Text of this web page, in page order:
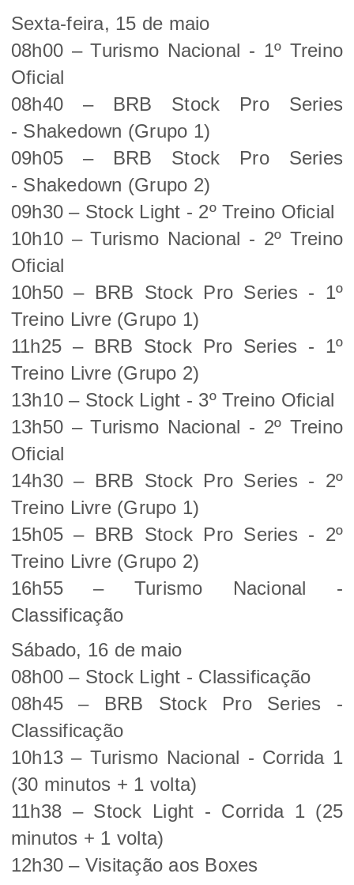
Sexta-feira, 15 de maio
08h00 – Turismo Nacional - 1º Treino
Oficial
08h40 – BRB Stock Pro Series
- Shakedown (Grupo 1)
09h05 – BRB Stock Pro Series
- Shakedown (Grupo 2)
09h30 – Stock Light - 2º Treino Oficial
10h10 – Turismo Nacional - 2º Treino
Oficial
10h50 – BRB Stock Pro Series - 1º
Treino Livre (Grupo 1)
11h25 – BRB Stock Pro Series - 1º
Treino Livre (Grupo 2)
13h10 – Stock Light - 3º Treino Oficial
13h50 – Turismo Nacional - 2º Treino
Oficial
14h30 – BRB Stock Pro Series - 2º
Treino Livre (Grupo 1)
15h05 – BRB Stock Pro Series - 2º
Treino Livre (Grupo 2)
16h55 – Turismo Nacional -
Classificação
Sábado, 16 de maio
08h00 – Stock Light - Classificação
08h45 – BRB Stock Pro Series -
Classificação
10h13 – Turismo Nacional - Corrida 1
(30 minutos + 1 volta)
11h38 – Stock Light - Corrida 1 (25
minutos + 1 volta)
12h30 – Visitação aos Boxes